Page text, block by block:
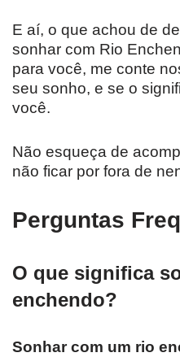
E aí, o que achou de
sonhar com Rio
para você, me conte
seu sonho, e se o
você.
Não esqueça de
não ficar por fora de
Perguntas
O que significa
enchendo?
Sonhar com um rio